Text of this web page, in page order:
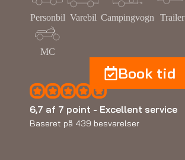
Personbil Varebil Campingvogn Trailer
MC
Book tid
6,7 af 7 point - Excellent service
Baseret på 439 besvarelser